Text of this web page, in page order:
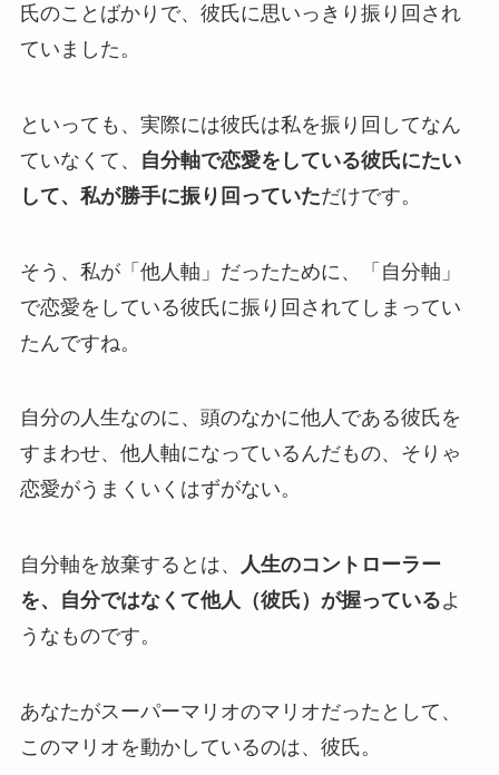
氏のことばかりで、彼氏に思いっきり振り回され
ていました。
といっても、実際には彼氏は私を振り回してなん
ていなくて、
自分軸で恋愛をしている彼氏にたい
して、私が勝手に振り回っていただけです。
そう、私が「他人軸」だったために、「自分軸」
で恋愛をしている彼氏に振り回されてしまってい
たんですね。
自分の人生なのに、頭のなかに他人である彼氏を
すまわせ、他人軸になっているんだもの、そりゃ
恋愛がうまくいくはずがない。
自分軸を放棄するとは、
人生のコントローラー
を、自分ではなくて他人（彼氏）が握っているよ
うなものです。
あなたがスーパーマリオのマリオだったとして、
このマリオを動かしているのは、彼氏。